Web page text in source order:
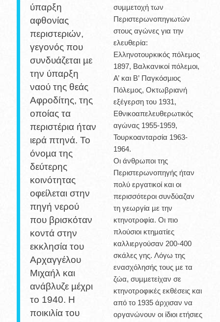
ύπαρξη
αφθονίας
περιστεριών,
γεγονός που
συνδυάζεται µε
την ύπαρξη
ναού της θεάς
Αφροδίτης, της
οποίας τα
περιστέρια ήταν
ιερά πτηνά. Το
όνοµα της
δεύτερης
κοινότητας
οφείλεται στην
πηγή νερού
που βρισκόταν
κοντά στην
εκκλησία του
Αρχαγγέλου
Μιχαήλ και
ανάβλυζε µέχρι
το 1940. Η
ποικιλία του
συµµετοχή των
Περιστερωνοπηγιωτών
στους αγώνες για την
ελευθερία:
Ελληνοτουρκικός πόλεµος
1897, Βαλκανικοί πόλεµοι,
Α’ και Β’ Παγκόσµιος
Πόλεµος, Οκτωβριανή
εξέγερση του 1931,
Εθνικοαπελευθερωτικός
αγώνας 1955-1959,
Τουρκοανταρσία 1963-
1964.
Οι άνθρωποι της
Περιστερωνοπηγής ήταν
πολύ εργατικοί και οι
περισσότεροι συνδύαζαν
τη γεωργία µε την
κτηνοτροφία. Οι πιο
πλούσιοι κτηµατίες
καλλιεργούσαν 200-400
σκάλες γης. Λόγω της
ενασχόλησής τους µε τα
ζώα, συµµετείχαν σε
κτηνοτροφικές εκθέσεις και
από το 1935 άρχισαν να
οργανώνουν οι ίδιοι ετήσιες